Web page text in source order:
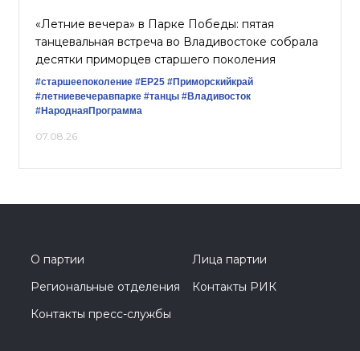
«Летние вечера» в Парке Победы: пятая
танцевальная встреча во Владивостоке собрала
десятки приморцев старшего поколения
#старшеепоколение #ЕР25 #Приморскийкрай
#летниевечеравпарке #танцы #Владивосток
#НароднаяПрограмма
07.08.26
О партии
Лица партии
Региональные отделения
Контакты РИК
Контакты пресс-службы